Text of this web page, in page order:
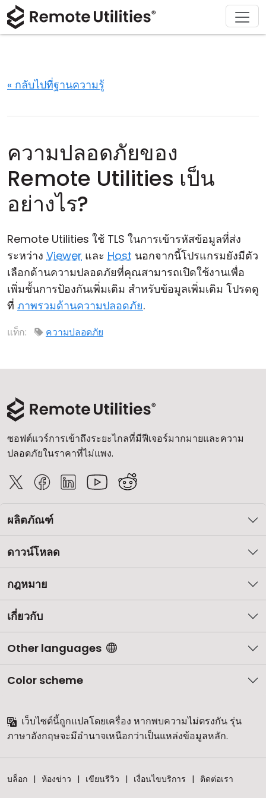
« กลับไปที่ฐานความรู้
ความปลอดภัยของ
Remote Utilities เป็น
อย่างไร?
Remote Utilities ใช้ TLS ในการเข้ารหัสข้อมูลที่ส่ง
ระหว่าง Viewer และ Host นอกจากนี้โปรแกรมยังมีตัว
เลือกด้านความปลอดภัยที่คุณสามารถเปิดใช้งานเพื่อ
เพิ่มชั้นการป้องกันเพิ่มเติม สำหรับข้อมูลเพิ่มเติม โปรดดู
ที่ ภาพรวมด้านความปลอดภัย.
แท็ก: ความปลอดภัย
ซอฟต์แวร์การเข้าถึงระยะไกลที่มีฟีเจอร์มากมายและความ
ปลอดภัยในราคาที่ไม่แพง.
ผลิตภัณฑ์
ดาวน์โหลด
กฎหมาย
เกี่ยวกับ
Other languages
Color scheme
เว็บไซต์นี้ถูกแปลโดยเครื่อง หากพบความไม่ตรงกัน รุ่น
ภาษาอังกฤษจะมีอำนาจเหนือกว่าเป็นแหล่งข้อมูลหลัก.
บล็อก ห้องข่าว เขียนรีวิว เงื่อนไขบริการ ติดต่อเรา
ผลิตภัณฑ์
ความปลอดภัย
โหมดการเชื่อมต่อ
การเข้าถึงแบบไม่ต้องดูแล
การกำหนดค่า MSI
คลาวด์ & ออน-พรีมิส
โซลูชัน
การผลิตและการค้าปลีก
เทคโนโลยีสารสนเทศ
ดาวน์โหลด
ซื้อ
ผู้ช่วยใบอนุญาต
สนับสนุน
เอกสารประกอบ
เกี่ยวกับ